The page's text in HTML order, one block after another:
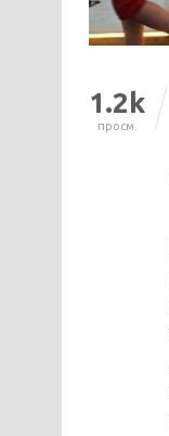
1.2k
просм.